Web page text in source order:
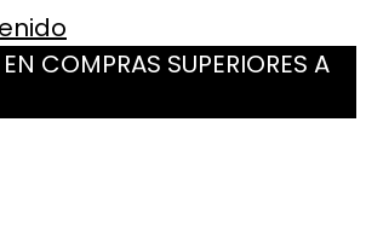
COMPRAS SUPERIORES A